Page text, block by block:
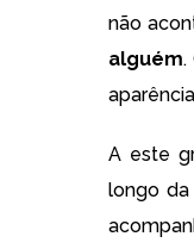
não
alguém.
A este
longo da